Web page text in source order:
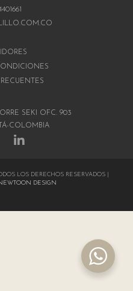
SEKI OFC. 903
COLOMBIA
LOS DERECHOS RESERVADOS |
DESIGN